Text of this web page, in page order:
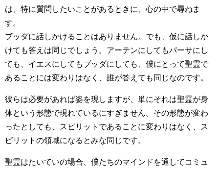
は、特に質問したいことがあるときに、心の中で尋ねま
す。
ブッダに話しかけることはありません。でも、仮に話しか
けても答えは同じでしょう。アーテンにしてもパーサにし
ても、イエスにしてもブッダにしても、僕にとって聖霊で
あることには変わりはなく、誰が答えても同じなのです。
彼らは必要があれば姿を現しますが、単にそれは聖霊が身
体という形態で現れているにすぎません。その形態が変わ
ったとしても、スピリットであることに変わりはなく、ス
ピリットの領域になるとみな同じです。
聖霊はたいていの場合、僕たちのマインドを通してコミュ